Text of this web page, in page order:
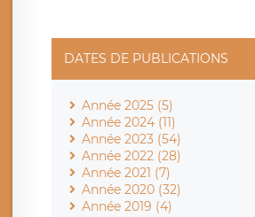
DATES DE PUBLICATIONS
Année 2025 (5)
Année 2024 (11)
Année 2023 (54)
Année 2022 (28)
Année 2021 (7)
Année 2020 (32)
Année 2019 (4)